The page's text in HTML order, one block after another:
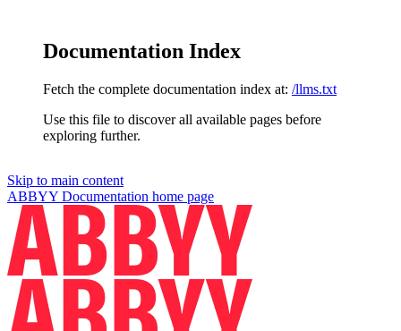
Documentation Index
Fetch the complete documentation index at: /llms.txt
Use this file to discover all available pages before
exploring further.
Skip to main content
ABBYY Documentation home page